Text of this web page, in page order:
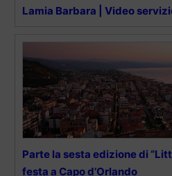
Lamia Barbara | Video
Parte la sesta edizione di
festa a Capo d’Orlando